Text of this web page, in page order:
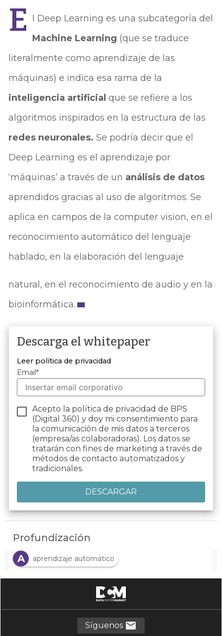
E l Deep Learning es una subcategoría del
Machine Learning (que se traduce
literalmente como aprendizaje de las
máquinas) e indica esa rama de la
inteligencia artificial que se refiere a los
algoritmos inspirados en la estructura de las
redes neuronales.Se podría decir que el
Deep Learning es el aprendizaje por
‘máquinas’ a través de un análisis de datos
aprendidos gracias al uso de algoritmos. Se
aplica en campos de la computer vision, en el
reconocimiento automático del lenguaje
hablado, en la elaboración del lenguaje
natural, en el reconocimiento de audio y en la
bioinformática.
Descarga el whitepaper
Leer política de privacidad
Email*
Acepto la política de privacidad de BPS
(Digital 360) y doy mi consentimiento para
la comunicación de mis datos aterceros
(empresa/as colaboradoras). Los datos se
tratarán con fines de marketing a través de
métodos de contacto automatizados y
tradicionales.
Profundización
A
aprendizaje automático
A aprendizaje profundo
chips neuromórficos
ciencia de datos I IA
Síguenos